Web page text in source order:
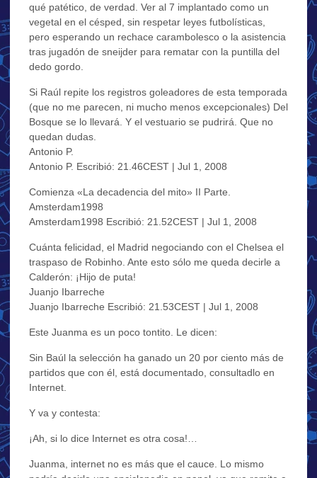
qué patético, de verdad. Ver al 7 implantado como un
vegetal en el césped, sin respetar leyes futbolísticas,
pero esperando un rechace carambolesco o la asistencia
tras jugadón de sneijder para rematar con la puntilla del
dedo gordo.
Si Raúl repite los registros goleadores de esta temporada
(que no me parecen, ni mucho menos excepcionales) Del
Bosque se lo llevará. Y el vestuario se pudrirá. Que no
quedan dudas.
Antonio P.
Antonio P. Escribió: 21.46CEST | Jul 1, 2008
Comienza «La decadencia del mito» II Parte.
Amsterdam1998
Amsterdam1998 Escribió: 21.52CEST | Jul 1, 2008
Cuánta felicidad, el Madrid negociando con el Chelsea el
traspaso de Robinho. Ante esto sólo me queda decirle a
Calderón: ¡Hijo de puta!
Juanjo Ibarreche
Juanjo Ibarreche Escribió: 21.53CEST | Jul 1, 2008
Este Juanma es un poco tontito. Le dicen:
Sin Baúl la selección ha ganado un 20 por ciento más de
partidos que con él, está documentado, consultadlo en
Internet.
Y va y contesta:
¡Ah, si lo dice Internet es otra cosa!…
Juanma, internet no es más que el cauce. Lo mismo